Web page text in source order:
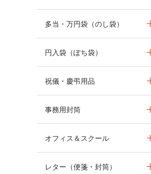
多当・万円袋（のし袋）
円入袋（ぽち袋）
祝儀・慶弔用品
事務用封筒
オフィス＆スクール
レター（便箋・封筒）